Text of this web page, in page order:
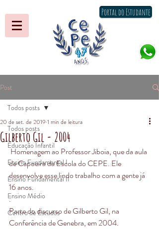
Portal do Estudante
Post
Todos posts
Educação Infantil
Ensino Fundamental I
Ensino Fundamental II
Ensino Médio
Centro de Estudos
Todos posts
Gilberto Gil - 2004
20 de set. de 2019 1 min de leitura
Homenagem ao Professor Jiboia, que da aula
de Capoeira da Escola do CEPE. Ele
desenvolve esse lindo trabalho com a gente já
16 anos.
.
Parte do discurso de Gilberto Gil, na
Conferência de Genebra, em 2004.